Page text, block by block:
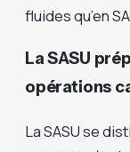
fluides qu’en
La SASU
opérations
La SASU se